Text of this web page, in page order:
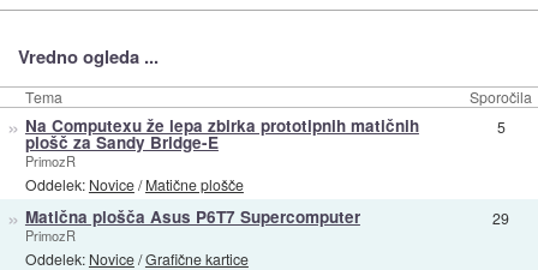
Vredno ogleda ...
Tema Sporočila
» Na Computexu že lepa zbirka prototipnih matičnih
plošč za Sandy Bridge-E
PrimozR
Oddelek: Novice/Matične plošče
5
» Matična plošča Asus P6T7 Supercomputer
PrimozR
Oddelek: Novice/Grafične kartice
29